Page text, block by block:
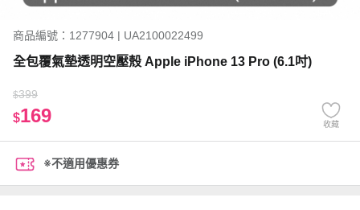
商品編號：1277904 | UA2100022499
全包覆氣墊透明空壓殼 Apple iPhone 13 Pro (6.1吋)
$399
$169 收藏
※不適用優惠券